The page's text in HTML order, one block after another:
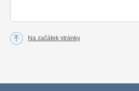
Na začátek stránky